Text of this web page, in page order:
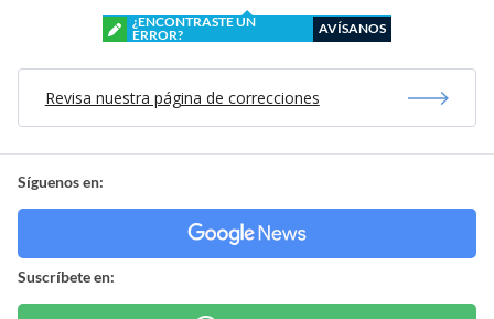
¿ENCONTRASTE UN
ERROR?
AVÍSANOS
Revisa nuestra página de correcciones
Síguenos en:
Suscríbete en: